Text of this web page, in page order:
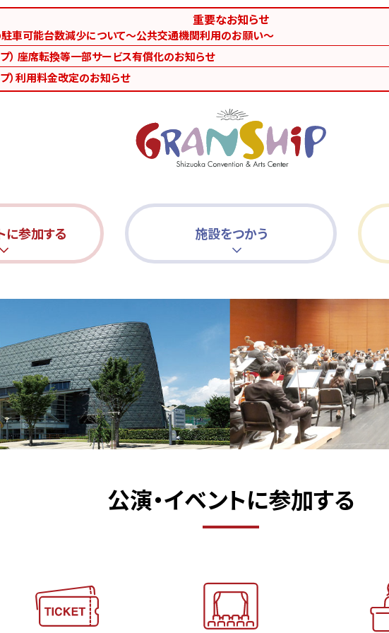
重要なお知らせ
車可能台数減少について～公共交通機関利用のお願い～
） 座席転換等一部サービス有償化のお知らせ
）利用料金改定のお知らせ
に参加する 施設をつかう
公演・イベントに参加する